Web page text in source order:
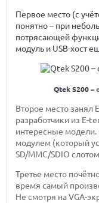
Первое место (с
понятно – при
потрясающей
модуль и USB-хост
Qtek S200–
Второе место занял
разработчики из E-
интересные модели.
модулем (который
SD/MMC/SDIO
Третье место
время самый
Не смотря на VGA-